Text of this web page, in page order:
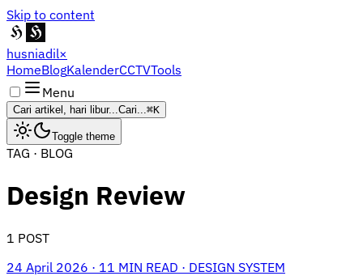
Skip to content
husniadil×
HomeBlogKalenderCCTVTools
Menu
Cari artikel, hari libur...Cari...⌘K
Toggle theme
TAG · BLOG
Design Review
1 POST
24 April 2026 · 11 MIN READ · DESIGN SYSTEM